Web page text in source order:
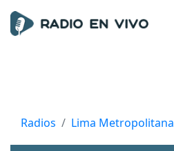
Radios Lima Metropolitana